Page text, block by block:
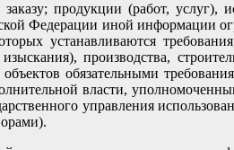
продукции (работ, услуг),
Федерации иной информации
устанавливаются
производства,
обязательными
власти,
управления